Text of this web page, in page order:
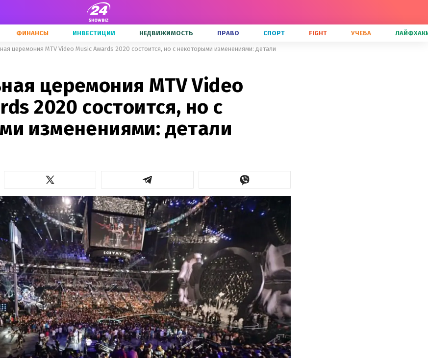
ФИНАНСЫ ИНВЕСТИЦИИ НЕДВИЖИМОСТЬ ПРАВО СПОРТ FIGHT УЧЕБА
церемония MTV Video Music Awards 2020 состоится, но с некоторыми изменениями: детали
церемония MTV Video
2020 состоится, но с
изменениями: детали